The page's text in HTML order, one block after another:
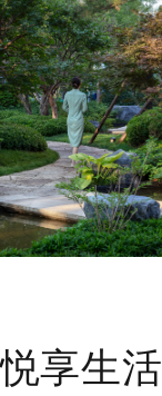
悦享生活